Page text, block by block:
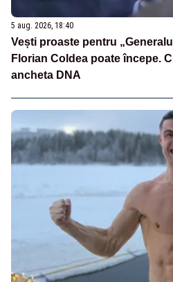
5 aug. 2026, 18:40
Vești proaste pentru
Florian Coldea poate începe.
ancheta DNA